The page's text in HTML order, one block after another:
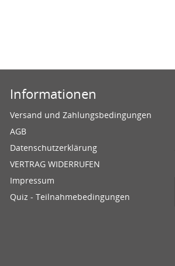
Informationen
Versand und Zahlungsbedingungen
AGB
Datenschutzerklärung
VERTRAG WIDERRUFEN
Impressum
Quiz - Teilnahmebedingungen